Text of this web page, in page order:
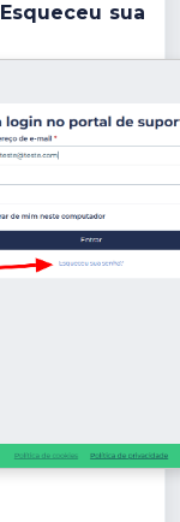
Esqueceu sua